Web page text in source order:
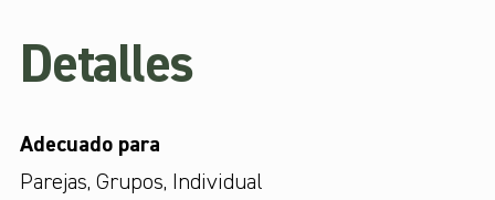
Detalles
Adecuado para
Parejas, Grupos, Individual